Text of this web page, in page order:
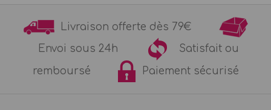
Livraison offerte dès 79€
Envoi sous 24h
Satisfait ou
remboursé
Paiement sécurisé